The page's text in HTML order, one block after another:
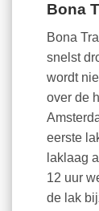
Bona
Bona
snelst
wordt
over de
eerste
laklaag
12 uur
de lak